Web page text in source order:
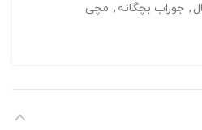
, جوراب بچگانه , مچی